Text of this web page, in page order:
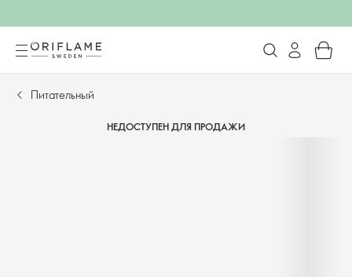
Питательный
НЕДОСТУПЕН ДЛЯ ПРОДАЖИ